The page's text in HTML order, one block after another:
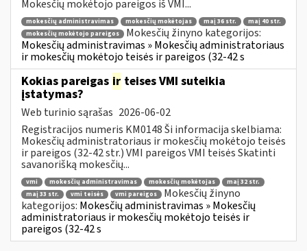
Mokesčių mokėtojo pareigos iš VMI...
mokesčių administravimas mokesčių mokėtojas maį 36 str.
maį 40 str.
mokesčių mokėtojo pareigos
Mokesčių žinyno kategorijos:
Mokesčių administravimas » Mokesčių administratoriaus
ir mokesčių mokėtojo teisės ir pareigos (32-42 s
Kokias pareigas ir teises VMI suteikia
įstatymas?
Web turinio sąrašas 2026-06-02
Registracijos numeris KM0148 Ši informacija skelbiama:
Mokesčių administratoriaus ir mokesčių mokėtojo teisės
ir pareigos (32-42 str.) VMI pareigos VMI teisės Skatinti
savanorišką mokesčių...
vmi mokesčių administravimas mokesčių mokėtojas
maį 32 str.
maį 33 str.
vmi teisės vmi pareigos
Mokesčių žinyno
kategorijos: Mokesčių administravimas » Mokesčių
administratoriaus ir mokesčių mokėtojo teisės ir
pareigos (32-42 s